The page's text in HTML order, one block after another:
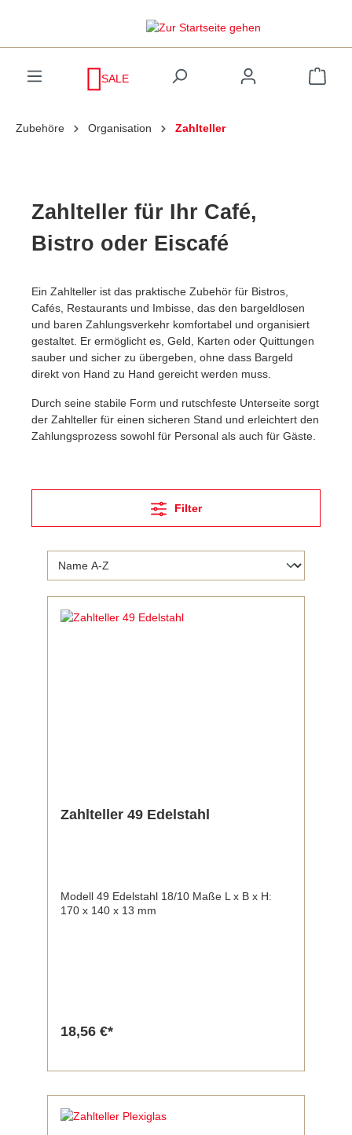
SALE
Zubehöre Organisation Zahlteller
Zahlteller für Ihr Café,
Bistro oder Eiscafé
Ein Zahlteller ist das praktische Zubehör für Bistros,
Cafés, Restaurants und Imbisse, das den bargeldlosen
und baren Zahlungsverkehr komfortabel und organisiert
gestaltet. Er ermöglicht es, Geld, Karten oder Quittungen
sauber und sicher zu übergeben, ohne dass Bargeld
direkt von Hand zu Hand gereicht werden muss.
Durch seine stabile Form und rutschfeste Unterseite sorgt
der Zahlteller für einen sicheren Stand und erleichtert den
Zahlungsprozess sowohl für Personal als auch für Gäste.
Filter
Zahlteller 49 Edelstahl
Modell 49 Edelstahl 18/10 Maße L x B x H:
170 x 140 x 13 mm
18,56 €*